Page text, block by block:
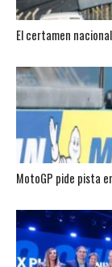
El certamen
MotoGP pide pista